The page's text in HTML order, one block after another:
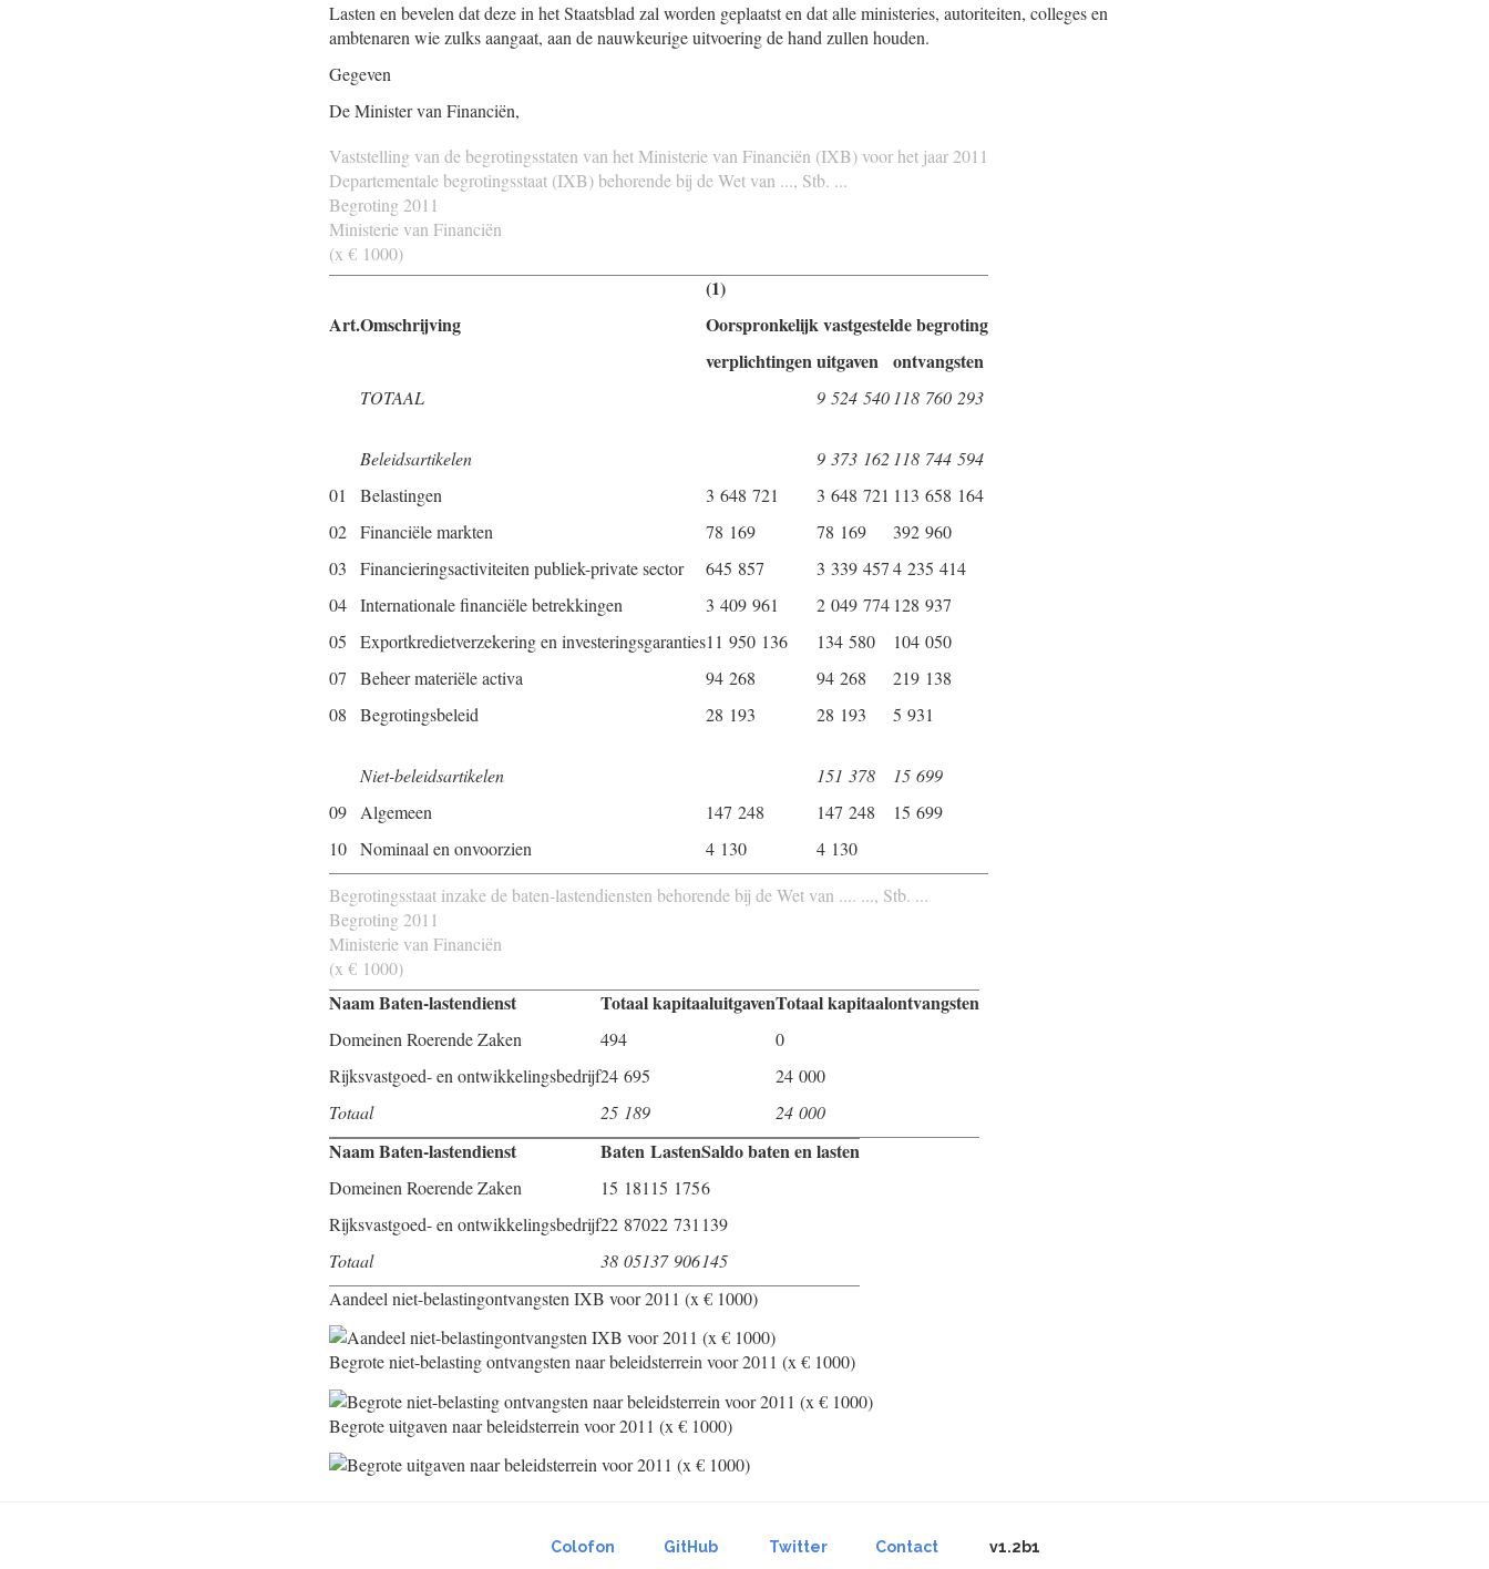
Lasten en bevelen dat deze in het Staatsblad zal worden geplaatst en dat alle ministeries, autoriteiten, colleges en
ambtenaren wie zulks aangaat, aan de nauwkeurige uitvoering de hand zullen houden.
Gegeven
De Minister van Financiën,
Vaststelling van de begrotingsstaten van het Ministerie van Financiën (IXB) voor het jaar 2011
Departementale begrotingsstaat (IXB) behorende bij de Wet van ..., Stb. ...
Begroting 2011
Ministerie van Financiën
(x € 1000)
(1)
Art.Omschrijving
Oorspronkelijk vastgestelde begroting
verplichtingenuitgaven ontvangsten
TOTAAL 9 524 540 118 760 293
Beleidsartikelen 9 373 162 118 744 594
01
Belastingen 3 648 721 3 648 721 113 658 164
02 Financiële markten 78 169 78 169
392 960
03
Financieringsactiviteiten publiek-private sector 645 857 3 339 4574 235 414
04 Internationale financiële betrekkingen 3 409 961 2 049 774 128 937
05
Exportkredietverzekering en investeringsgaranties11 950 136 134 580
104 050
07
Beheer materiële activa 94 268 94 268
219 138
08
Begrotingsbeleid 28 193 28 193 5 931
Niet-beleidsartikelen 151 378
15 699
09
Algemeen 147 248 147 248
15 699
10 Nominaal en onvoorzien 4 130
4 130
Begrotingsstaat inzake de baten-lastendiensten behorende bij de Wet van .... ..., Stb. ...
Begroting 2011
Ministerie van Financiën
(x € 1000)
Naam Baten-lastendienst Totaal kapitaaluitgavenTotaal kapitaalontvangsten
Domeinen Roerende Zaken 494
0
Rijksvastgoed- en ontwikkelingsbedrijf24 695
24 000
Totaal
25 189 24 000
Naam Baten-lastendienst Baten LastenSaldo baten en lasten
Domeinen Roerende Zaken 15 181 15 1756
Rijksvastgoed- en ontwikkelingsbedrijf22 87022 731 139
Totaal
38 05137 906145
Aandeel niet-belastingontvangsten IXB voor 2011 (x € 1000)
Begrote niet-belasting ontvangsten naar beleidsterrein voor 2011 (x € 1000)
Begrote uitgaven naar beleidsterrein voor 2011 (x € 1000)
Colofon GitHub Twitter Contact v1.2b1